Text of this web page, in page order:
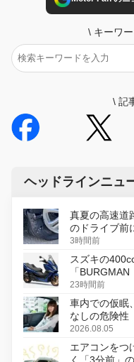
\ キーワ
\ 記
ヘッドラインニュ
真夏の高速道
のドライブ前
3時間前
スズキの
「
変更し、8月
23時間前
車内での仮眠
なしの危険性
2026.08.05
エアコンをつ